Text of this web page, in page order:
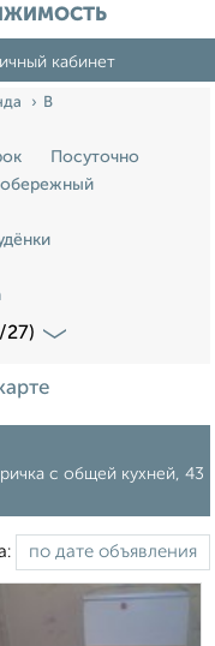
кабинет
В
Посуточно
27)
с общей кухней, 43